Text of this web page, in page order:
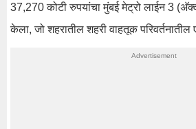
37,270 कोटी रुपयांचा मुंबई मेट्रो लाईन 3
केला, जो शहरातील शहरी वाहतूक परिवर्तनातील